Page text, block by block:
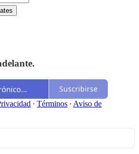
Suscribirse
∙ Términos ∙ Aviso de